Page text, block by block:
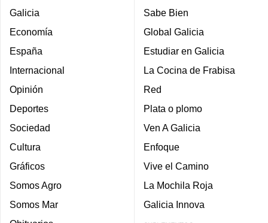
Galicia
Economía
España
Internacional
Opinión
Deportes
Sociedad
Cultura
Gráficos
Somos Agro
Somos Mar
Sabe Bien
Global Galicia
Estudiar en Galicia
La Cocina de Frabisa
Red
Plata o plomo
Ven A Galicia
Enfoque
Vive el Camino
La Mochila Roja
Galicia Innova